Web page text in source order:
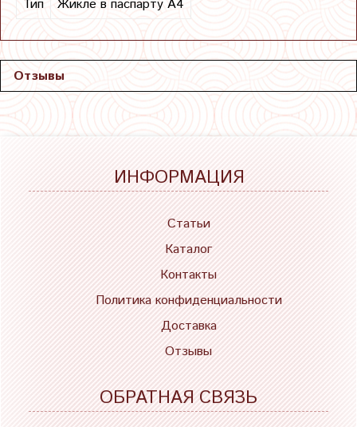
Тип Жикле в паспарту А4
Отзывы
ИНФОРМАЦИЯ
Статьи
Каталог
Контакты
Политика конфиденциальности
Доставка
Отзывы
ОБРАТНАЯ СВЯЗЬ